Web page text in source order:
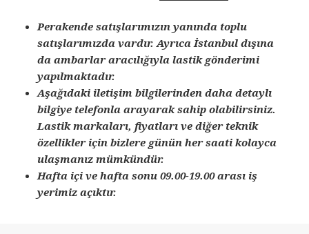
Perakende satışlarımızın yanında toplu
satışlarımızda vardır. Ayrıca İstanbul dışına
da ambarlar aracılığıyla lastik gönderimi
yapılmaktadır.
Aşağıdaki iletişim bilgilerinden daha detaylı
bilgiye telefonla arayarak sahip olabilirsiniz.
Lastik markaları, fiyatları ve diğer teknik
özellikler için bizlere günün her saati kolayca
ulaşmanız mümkündür.
Hafta içi ve hafta sonu 09.00-19.00 arası iş
yerimiz açıktır.